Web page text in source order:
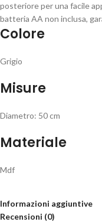
posteriore per una facile
batteria AA non inclusa,
Colore
Grigio
Misure
Diametro: 50 cm
Materiale
Mdf
Informazioni aggiuntive
Recensioni (0)